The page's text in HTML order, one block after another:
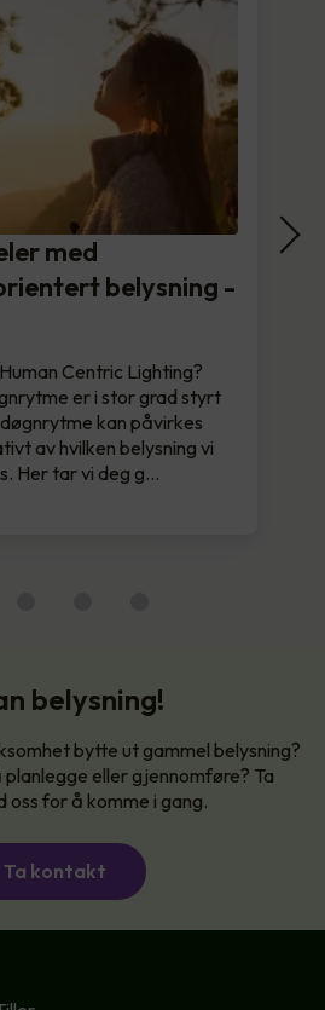
med
belysning -
Centric Lighting?
er i stor grad styrt
kan påvirkes
av hvilken belysning vi
Her tar vi deg g…
belysning!
bytte ut gammel belysning?
planlegge eller gjennomføre? Ta
oss for å komme i gang.
Ta kontakt